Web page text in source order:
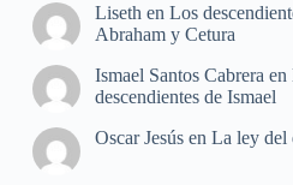
Liseth enLos
Abraham y Cetura
Ismael Santos Cabrera en
descendientes de Ismael
Oscar Jesús enLa ley del